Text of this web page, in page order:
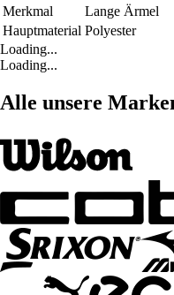
Merkmal
Lange Ärmel
Hauptmaterial Polyester
Loading...
Loading...
Alle unsere